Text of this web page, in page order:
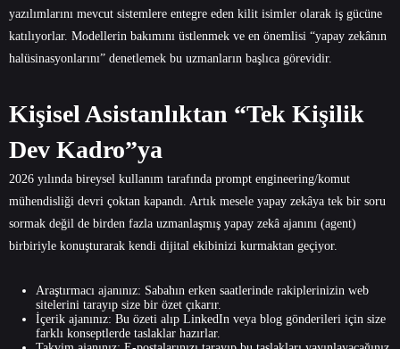
yazılımlarını mevcut sistemlere entegre eden kilit isimler olarak iş gücüne
katılıyorlar. Modellerin bakımını üstlenmek ve en önemlisi “yapay zekânın
halüsinasyonlarını” denetlemek bu uzmanların başlıca görevidir.
Kişisel Asistanlıktan “Tek Kişilik
Dev Kadro”ya
2026 yılında bireysel kullanım tarafında prompt engineering/komut
mühendisliği devri çoktan kapandı. Artık mesele yapay zekâya tek bir soru
sormak değil de birden fazla uzmanlaşmış yapay zekâ ajanını (agent)
birbiriyle konuşturarak kendi dijital ekibinizi kurmaktan geçiyor.
Araştırmacı ajanınız: Sabahın erken saatlerinde rakiplerinizin web
sitelerini tarayıp size bir özet çıkarır.
İçerik ajanınız: Bu özeti alıp LinkedIn veya blog gönderileri için size
farklı konseptlerde taslaklar hazırlar.